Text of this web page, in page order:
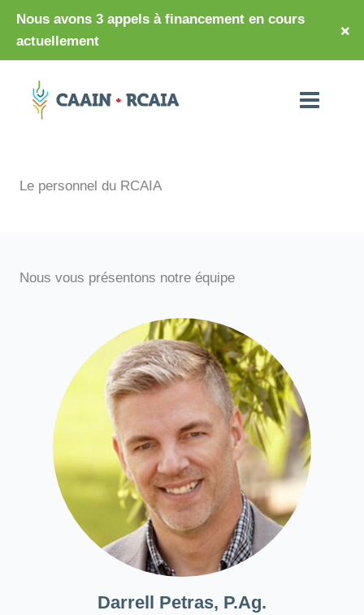
Nous avons 3 appels à financement en cours
actuellement
×
Le personnel du RCAIA
Nous vous présentons notre équipe
Darrell Petras, P.Ag.